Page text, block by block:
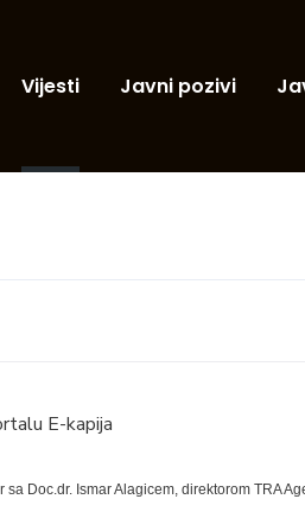
Vijesti Javni pozivi
E-kapija
Doc.dr. Ismar Alagicem, direktorom TRA